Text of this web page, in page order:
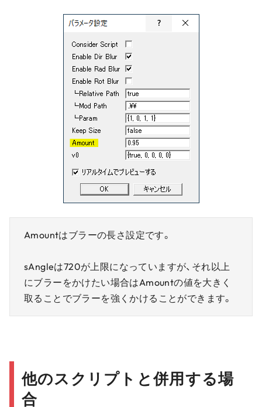
Amountはブラーの長さ設定です。
sAngleは720が上限になっていますが、それ以上
にブラーをかけたい場合はAmountの値を大きく
取ることでブラーを強くかけることができます。
他のスクリプトと併用する場
合